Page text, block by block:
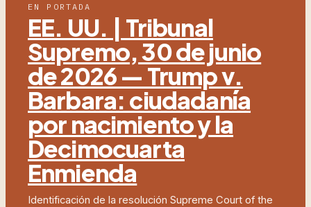
EN PORTADA
EE. UU. | Tribunal
Supremo, 30 de junio
de 2026 — Trump v.
Barbara: ciudadanía
por nacimiento y la
Decimocuarta
Enmienda
Identificación de la resolución Supreme Court of the